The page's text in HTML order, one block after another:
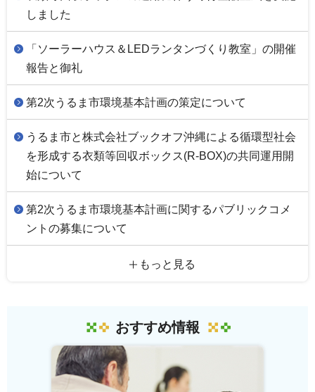
しました
「ソーラーハウス＆LEDランタンづくり教室」の開催
報告と御礼
第2次うるま市環境基本計画の策定について
うるま市と株式会社ブックオフ沖縄による循環型社会
を形成する衣類等回収ボックス(R-BOX)の共同運用開
始について
第2次うるま市環境基本計画に関するパブリックコメ
ントの募集について
もっと見る
おすすめ情報